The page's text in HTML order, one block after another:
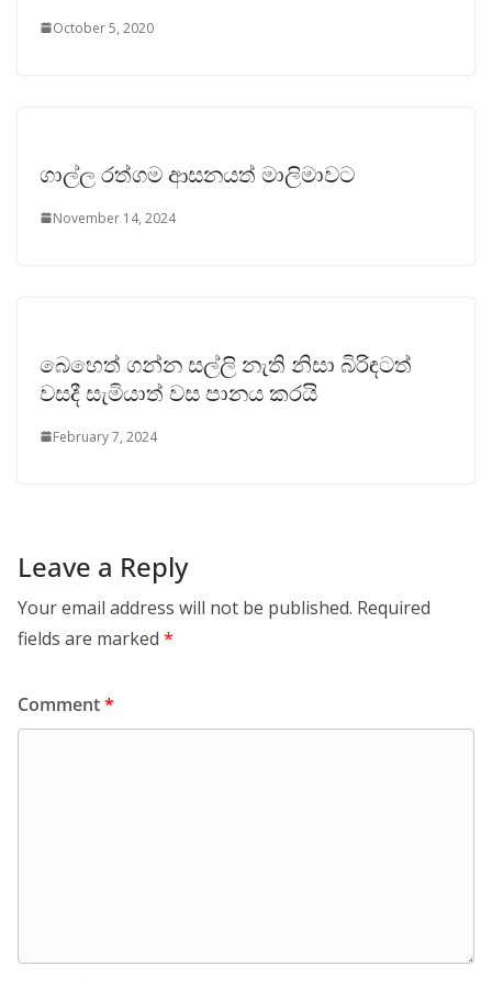
October 5, 2020
ගාල්ල රත්ගම ආසනයත් මාලිමාවට
November 14, 2024
බෙහෙත් ගන්න සල්ලි නැති නිසා බිරිඳටත්
වසදී සැමියාත් වස පානය කරයි
February 7, 2024
Leave a Reply
Your email address will not be published. Required
fields are marked *
Comment*